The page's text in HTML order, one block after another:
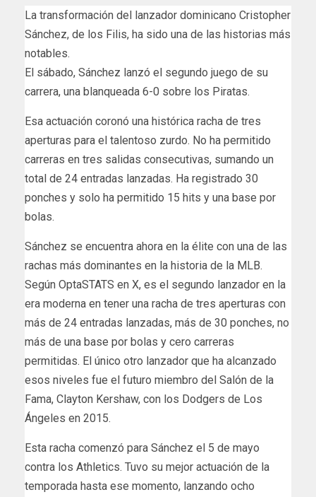
La transformación del lanzador dominicano Cristopher
Sánchez, de los Filis, ha sido una de las historias más
notables.
El sábado, Sánchez lanzó el segundo juego de su
carrera, una blanqueada 6-0 sobre los Piratas.
Esa actuación coronó una histórica racha de tres
aperturas para el talentoso zurdo. No ha permitido
carreras en tres salidas consecutivas, sumando un
total de 24 entradas lanzadas. Ha registrado 30
ponches y solo ha permitido 15 hits y una base por
bolas.
Sánchez se encuentra ahora en la élite con una de las
rachas más dominantes en la historia de la MLB.
Según OptaSTATS en X, es el segundo lanzador en la
era moderna en tener una racha de tres aperturas con
más de 24 entradas lanzadas, más de 30 ponches, no
más de una base por bolas y cero carreras
permitidas. El único otro lanzador que ha alcanzado
esos niveles fue el futuro miembro del Salón de la
Fama, Clayton Kershaw, con los Dodgers de Los
Ángeles en 2015.
Esta racha comenzó para Sánchez el 5 de mayo
contra los Athletics. Tuvo su mejor actuación de la
temporada hasta ese momento, lanzando ocho